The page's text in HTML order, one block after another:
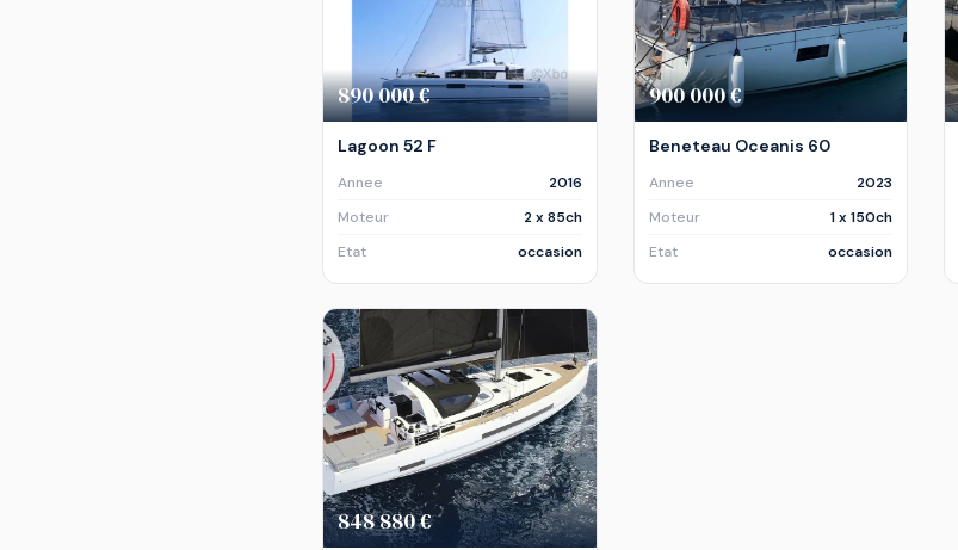
890 000 €
Lagoon 52 F
Annee
2016
Moteur
2 x 85ch
Etat
occasion
900 000 €
Beneteau Oceanis 60
Annee
2023
Moteur
1 x 150ch
Etat
occasion
848 880 €